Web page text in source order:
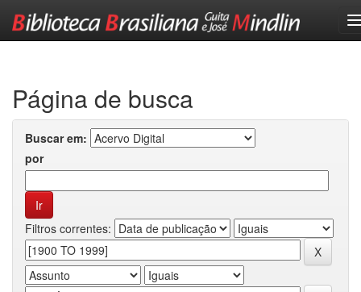
Página de busca
Buscar em:
por
Filtros correntes: